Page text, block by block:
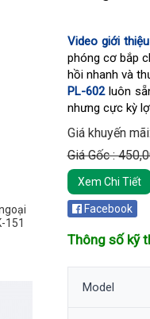
151
Video giới
phóng cơ bắp
hồi nhanh và
PL-602luôn
nhưng cực kỳ
Giá khuyến mãi:
Giá Gốc :
Xem Chi Tiết
Facebook
Thông số kỹ
Model